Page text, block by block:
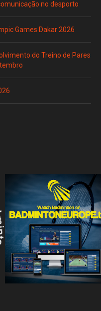
no desporto
Games Dakar 2026
do Treino de Pares